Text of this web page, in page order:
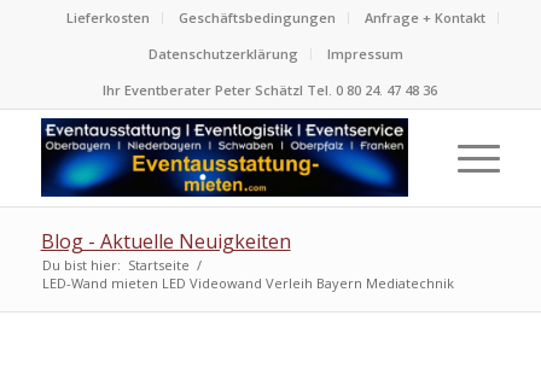
Lieferkosten Geschäftsbedingungen
Anfrage + Kontakt
Datenschutzerklärung
Impressum
Ihr Eventberater Peter Schätzl Tel. 0 80 24. 47 48 36
Blog - Aktuelle Neuigkeiten
Du bist hier: Startseite /
LED-Wand mieten LED Videowand Verleih Bayern Mediatechnik